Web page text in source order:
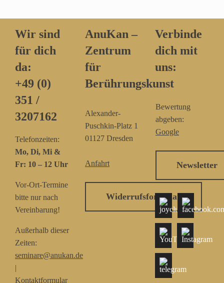
Wir sind
für dich
da:
+49 (0)
351 /
3207162‬
Telefonzeiten:
Mo, Di, Mi &
Fr: 10 – 12 Uhr
Vor-Ort-Termine
bitte nur nach
Vereinbarung!
Außerhalb dieser
Zeiten:
seminare@anukan.de
|
Kontaktformular
AnuKan –
Zentrum
für
Berührungskunst
Alexander-
Puschkin-Platz 1
01127 Dresden
Anfahrt
Widerrufsformular
Verbinde
dich mit
uns:
Bewertung
abgeben:
Google
Newsletter